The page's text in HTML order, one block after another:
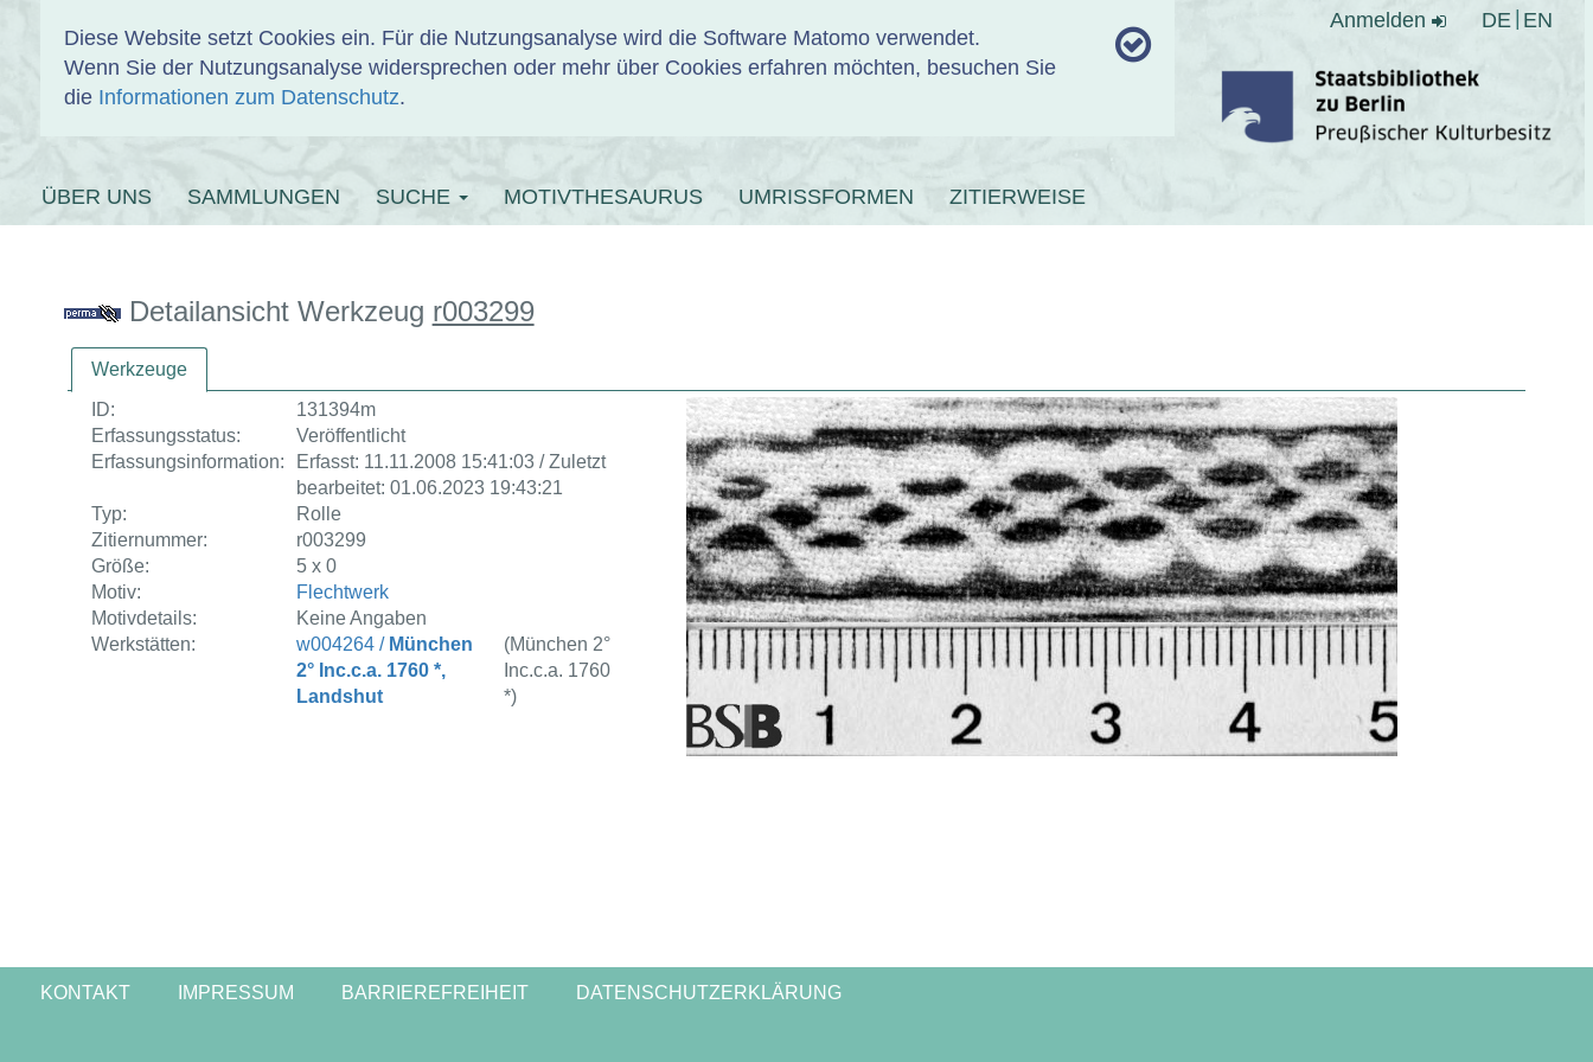
Diese Website setzt Cookies ein. Für die Nutzungsanalyse wird die Software Matomo verwendet.
Wenn Sie der Nutzungsanalyse widersprechen oder mehr über Cookies erfahren möchten, besuchen Sie
die Informationen zum Datenschutz.
Anmelden DE EN
EINBANDDATENBANK
ÜBER UNS SAMMLUNGEN SUCHE MOTIVTHESAURUS UMRISSFORMEN ZITIERWEISE
Detailansicht Werkzeug r003299
Werkzeuge
ID:
131394m
Erfassungsstatus:
Veröffentlicht
Erfassungsinformation:
Erfasst: 11.11.2008 15:41:03 / Zuletzt
bearbeitet: 01.06.2023 19:43:21
Typ:
Rolle
Zitiernummer:
r003299
Größe:
5 x 0
Motiv:
Flechtwerk
Motivdetails:
Keine Angaben
Werkstätten:
w004264 / München
2° Inc.c.a. 1760 *,
Landshut
(München 2°
Inc.c.a. 1760
*)
KONTAKT IMPRESSUM BARRIEREFREIHEIT DATENSCHUTZERKLÄRUNG